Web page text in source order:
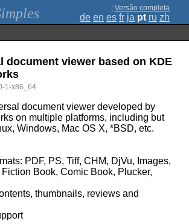
; Versão completa
de en es fr ja pt ru zh
document viewer based on KDE
1-x86_64
document viewer developed by
on multiple platforms, including but
Windows, Mac OS X, *BSD, etc.
PDF, PS, Tiff, CHM, DjVu, Images,
Fiction Book, Comic Book, Plucker,
thumbnails, reviews and